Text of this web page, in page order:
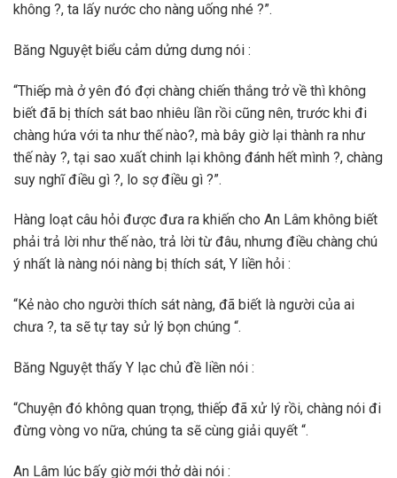
không ?, ta lấy nước cho nàng uống nhé ?”.
Băng Nguyệt biểu cảm dửng dưng nói :
“Thiếp mà ở yên đó đợi chàng chiến thắng trở về thì không
biết đã bị thích sát bao nhiêu lần rồi cũng nên, trước khi đi
chàng hứa với ta như thế nào?, mà bây giờ lại thành ra như
thế này ?, tại sao xuất chinh lại không đánh hết mình ?, chàng
suy nghĩ điều gì ?, lo sợ điều gì ?”.
Hàng loạt câu hỏi được đưa ra khiến cho An Lâm không biết
phải trả lời như thế nào, trả lời từ đâu, nhưng điều chàng chú
ý nhất là nàng nói nàng bị thích sát, Y liền hỏi :
“Kẻ nào cho người thích sát nàng, đã biết là người của ai
chưa ?, ta sẽ tự tay sử lý bọn chúng “.
Băng Nguyệt thấy Y lạc chủ đề liền nói :
“Chuyện đó không quan trọng, thiếp đã xử lý rồi, chàng nói đi
đừng vòng vo nữa, chúng ta sẽ cùng giải quyết “.
An Lâm lúc bấy giờ mới thở dài nói :